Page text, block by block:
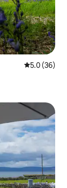
คะแนนเฉลี่ย
5.0 (36)